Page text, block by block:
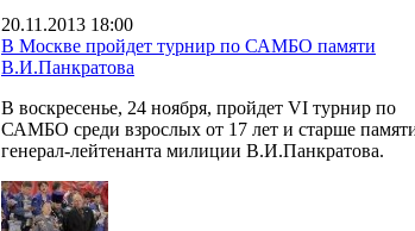
20.11.2013 18:00
В Москве пройдет турнир по САМБО памяти
В.И.Панкратова
В воскресенье, 24 ноября, пройдет VI турнир по
САМБО среди взрослых от 17 лет и старше
генерал-лейтенанта милиции В.И.Панкратова.